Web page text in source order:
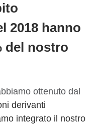
2018 hanno
del nostro
ottenuto dal
derivanti
integrato il nostro